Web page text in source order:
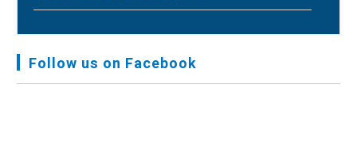
Audit Report FY-2076-077 - २०७७ कार्तिक २३
Follow us on Facebook